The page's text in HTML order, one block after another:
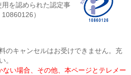
を認められた認定事
）
のキャンセルはお受けできません。充
。
い場合、その他、本ページとテレメー